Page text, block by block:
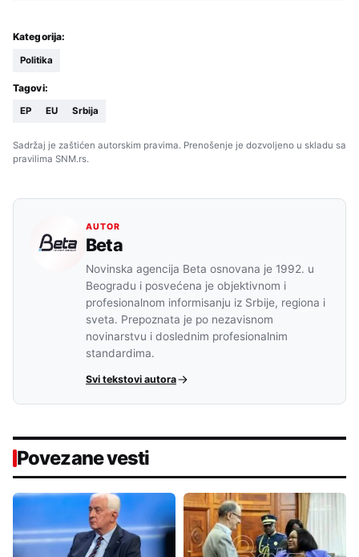
Kategorija:
Politika
Tagovi:
EP EU Srbija
Sadržaj je zaštićen autorskim pravima. Prenošenje je dozvoljeno u skladu sa
pravilima SNM.rs.
AUTOR
Beta
Novinska agencija Beta osnovana je 1992. u
Beogradu i posvećena je objektivnom i
profesionalnom informisanju iz Srbije, regiona i
sveta. Prepoznata je po nezavisnom
novinarstvu i doslednim profesionalnim
standardima.
Svi tekstovi autora
Povezane vesti